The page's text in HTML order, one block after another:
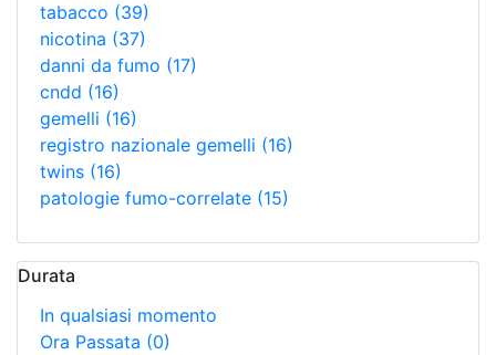
tabacco (39)
nicotina (37)
danni da fumo (17)
cndd (16)
gemelli (16)
registro nazionale gemelli (16)
twins (16)
patologie fumo-correlate (15)
Durata
In qualsiasi momento
Ora Passata (0)